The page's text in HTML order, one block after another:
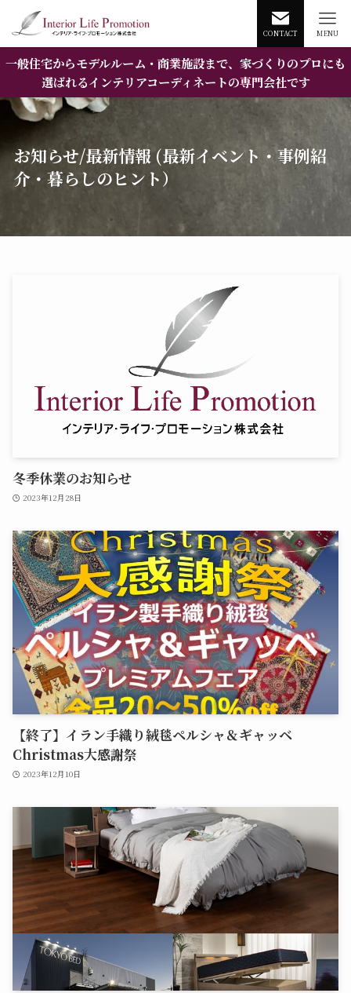
CONTACT MENU
一般住宅からモデルルーム・商業施設まで、家づくりのプロにも
選ばれるインテリアコーディネートの専門会社です
お知らせ/最新情報 (最新イベント・事例紹
介・暮らしのヒント）
冬季休業のお知らせ
2023年12月28日
【終了】イラン手織り絨毯ペルシャ＆ギャッベ
Christmas大感謝祭
2023年12月10日